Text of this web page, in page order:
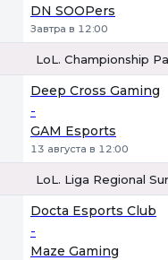
DN SOOPers
Завтра в 12:00
LoL. Championship
Deep Cross Gaming
-
GAM Esports
13 августа в 12:00
LoL. Liga Regional
Docta Esports Club
-
Maze Gaming